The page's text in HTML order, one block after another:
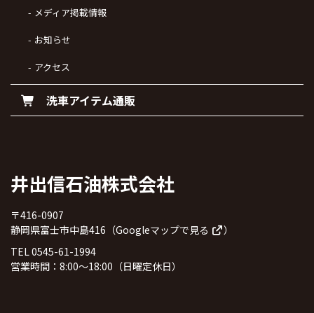
メディア掲載情報
お知らせ
アクセス
洗車アイテム通販
井出信石油株式会社
〒416-0907
静岡県富士市中島416（Googleマップで見る
）
TEL 0545-61-1994
営業時間：8:00～18:00（日曜定休日）